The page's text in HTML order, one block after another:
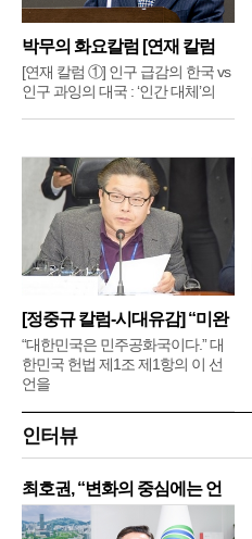
박무의 화요칼럼 [연재 칼럼
①]
[연재 칼럼 ①] 인구 급감의 한국 vs
인구 과잉의 대국 : ‘인간 대체’의
[정중규 칼럼-시대유감] “미완
“대한민국은 민주공화국이다.” 대
한민국 헌법 제1조 제1항의 이 선
언을
인터뷰
최호권, “변화의 중심에는 언
제